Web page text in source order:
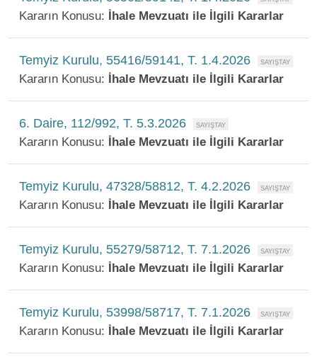
Kararın Konusu: İhale Mevzuatı ile İlgili Kararlar
Temyiz Kurulu, 55416/59141, T. 1.4.2026
Kararın Konusu: İhale Mevzuatı ile İlgili Kararlar
6. Daire, 112/992, T. 5.3.2026
Kararın Konusu: İhale Mevzuatı ile İlgili Kararlar
Temyiz Kurulu, 47328/58812, T. 4.2.2026
Kararın Konusu: İhale Mevzuatı ile İlgili Kararlar
Temyiz Kurulu, 55279/58712, T. 7.1.2026
Kararın Konusu: İhale Mevzuatı ile İlgili Kararlar
Temyiz Kurulu, 53998/58717, T. 7.1.2026
Kararın Konusu: İhale Mevzuatı ile İlgili Kararlar